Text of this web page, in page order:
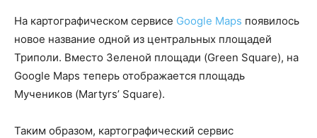
На картографическом сервисе Google Maps появилось
новое название одной из центральных площадей
Триполи. Вместо Зеленой площади (Green Square), на
Google Maps теперь отображается площадь
Мучеников (Martyrs’ Square).
Таким образом, картографический сервис